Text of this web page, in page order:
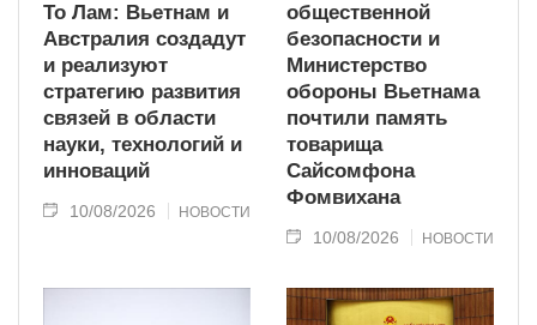
То Лам: Вьетнам и
Австралия создадут
и реализуют
стратегию развития
связей в области
науки, технологий и
инноваций
10/08/2026 НОВОСТИ
общественной
безопасности и
Министерство
обороны Вьетнама
почтили память
товарища
Сайсомфона
Фомвихана
10/08/2026 НОВОСТИ